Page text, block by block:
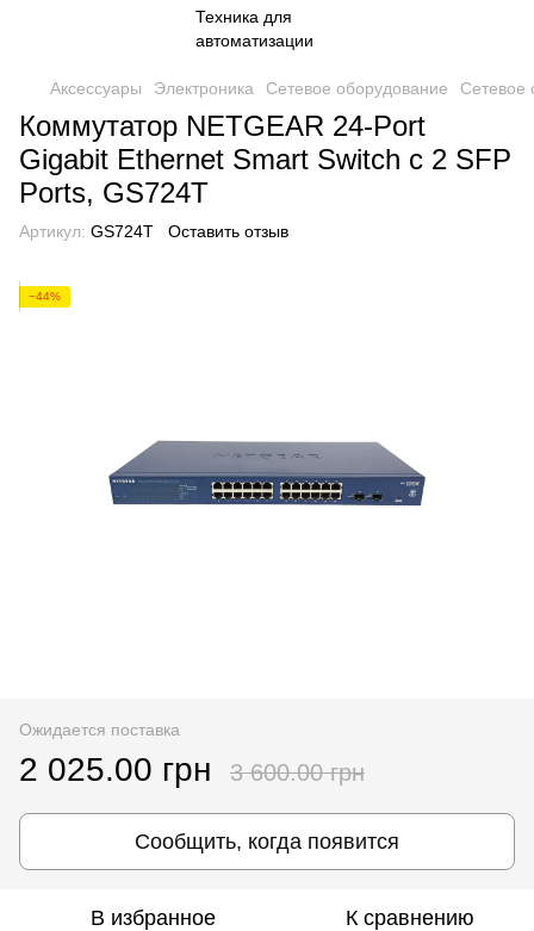
Аксессуары Электроника Сетевое оборудование Сетевое
Коммутатор NETGEAR 24-Port
Gigabit Ethernet Smart Switch с 2 SFP
Ports, GS724T
Артикул: GS724T Оставить отзыв
−44%
Ожидается поставка
2 025.00 грн 3 600.00 грн
Сообщить, когда появится
В избранное К сравнению